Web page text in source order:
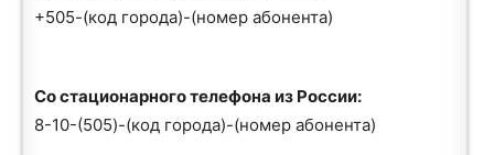
+505-(код города)-(номер абонента)
Со стационарного телефона из России:
8-10-(505)-(код города)-(номер абонента)